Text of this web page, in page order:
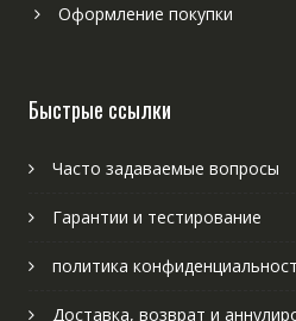
Оформление покупки
Быстрые ссылки
Часто задаваемые вопросы
Гарантии и тестирование
политика
Доставка, возврат и